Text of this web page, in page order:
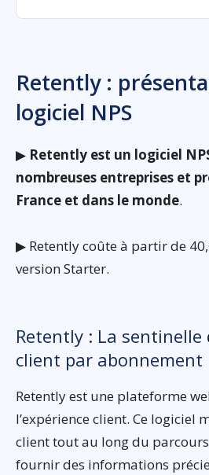
Retently :
logiciel NPS
▶ Retently est un logiciel
nombreuses entreprises et
France et dans le monde.
▶ Retently coûte à partir de
version Starter.
Retently : La sentinelle
client par abonnement
Retently est une plateforme
l’expérience client. Ce logiciel
client tout au long du parcours
fournir des informations